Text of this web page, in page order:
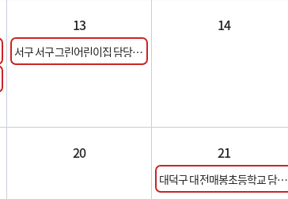
13
서구 서구그린어린이집 담당 교
사 교육
14
20 21
대덕구 대전매봉초등학교 담당
교사 교육